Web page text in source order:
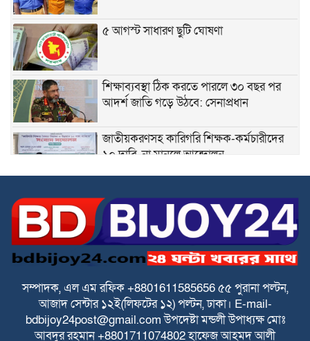
৫ আগস্ট সাধারণ ছুটি ঘোষণা
শিক্ষাব্যবস্থা ঠিক করতে পারলে ৩০ বছর পর
আদর্শ জাতি গড়ে উঠবে: সেনাপ্রধান
জাতীয়করণসহ কারিগরি শিক্ষক-কর্মচারীদের
১০ দাবি, না মানলে আন্দোলন
স্বতন্ত্র ইবতেদায়ি মাদরাসা শিক্ষকদের এমপিও
বাস্তবায়নের দাবিতে মানববন্ধন
স্বতন্ত্র ইবতেদায়ি মাদ্রাসার বেতন বন্ধের চক্রান্ত
ও মিথ্যা মামলার বিরুদ্ধে তীব্র প্রতিবাদ ও
প্রতিকার
পে স্কেল বাস্তবায়নে বাড়ছে উদ্বেগ ও হতাশা
সম্পাদক, এল এম রফিক +8801611585656৫৫ পুরানা পল্টন,
আজাদ সেন্টার ১২ই(লিফটের ১২) পল্টন, ঢাকা। E-mail-
bdbijoy24post@gmail.comউপদেষ্টা মন্ডলীউপাধ্যক্ষ মোঃ
আবদুর রহমান +8801711074802হাফেজ আহমদ আলী